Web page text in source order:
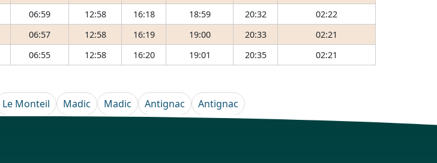
06:59 12:58 16:18 18:59 20:32
02:22
06:57 12:58 16:19 19:00 20:33
02:21
06:55 12:58 16:20 19:01 20:35 02:21
Le Monteil Madic Madic Antignac Antignac